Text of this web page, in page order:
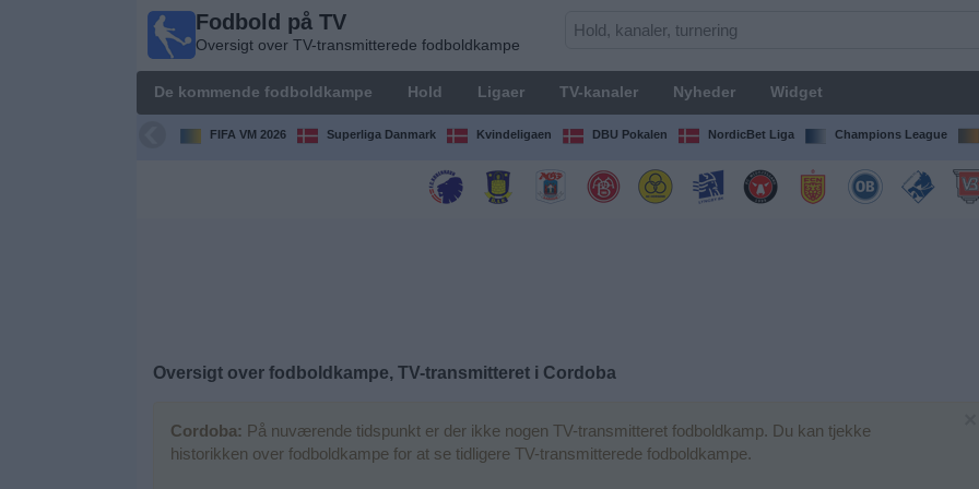
Fodbold på TV
Oversigt over TV-transmitterede fodboldkampe
De kommende fodboldkampe Hold Ligaer TV-kanaler Nyheder Widget
FIFA VM 2026 Superliga Danmark Kvindeligaen DBU Pokalen NordicBet Liga Champions League
Oversigt over fodboldkampe, TV-transmitteret i Cordoba
Cordoba: På nuværende tidspunkt er der ikke nogen TV-transmitteret fodboldkamp. Du kan tjekke
historikken over fodboldkampe for at se tidligere TV-transmitterede fodboldkampe.
Oversigt over
transmitterede